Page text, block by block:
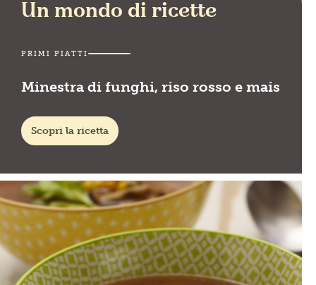
Un mondo di ricette
PRIMI PIATTI
Minestra di funghi, riso rosso e mais
Scopri la ricetta